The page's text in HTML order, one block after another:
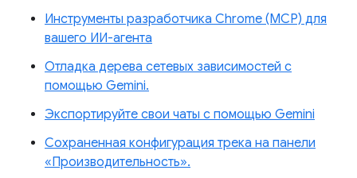
Инструменты разработчика Chrome (MCP) для
вашего ИИ-агента
Отладка дерева сетевых зависимостей с
помощью Gemini.
Экспортируйте свои чаты с помощью Gemini
Сохраненная конфигурация трека на панели
«Производительность».